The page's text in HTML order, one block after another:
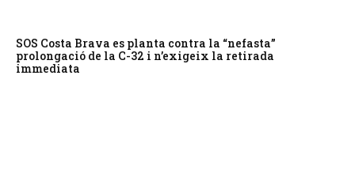
SOS Costa Brava es planta contra la “nefasta”
prolongació de la C-32 i n’exigeix la retirada
immediata